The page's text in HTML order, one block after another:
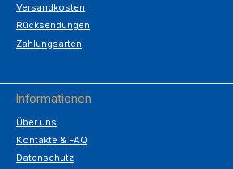
Versandkosten
Rücksendungen
Zahlungsarten
Informationen
Über uns
Kontakte & FAQ
Datenschutz